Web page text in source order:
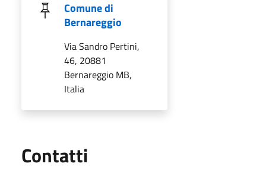
Comune di
Bernareggio
Via Sandro Pertini,
46, 20881
Bernareggio MB,
Italia
Contatti